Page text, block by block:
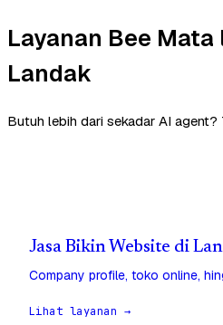
Layanan Bee
Landak
Butuh lebih dari sekadar AI
Jasa Bikin Website di
Company profile, toko online,
Lihat layanan →